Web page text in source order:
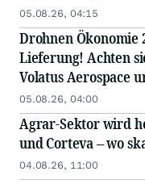
05.08.26, 04:15
Drohnen Ökonomie
Lieferung! Achten
Volatus Aerospace
05.08.26, 04:00
Agrar-Sektor wird
und Corteva – wo
04.08.26, 11:00